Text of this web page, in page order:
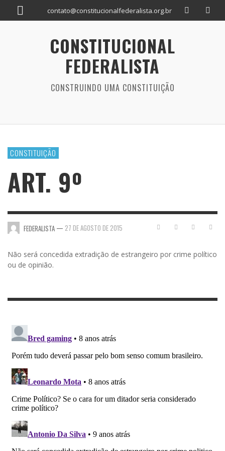
contato@constitucionalfederalista.org.br
CONSTITUCIONAL
FEDERALISTA
CONSTRUINDO UMA CONSTITUIÇÃO
CONSTITUIÇÃO
ART. 9º
FEDERALISTA — 27 DE AGOSTO DE 2015
Não será concedida extradição de estrangeiro por crime político
ou de opinião.